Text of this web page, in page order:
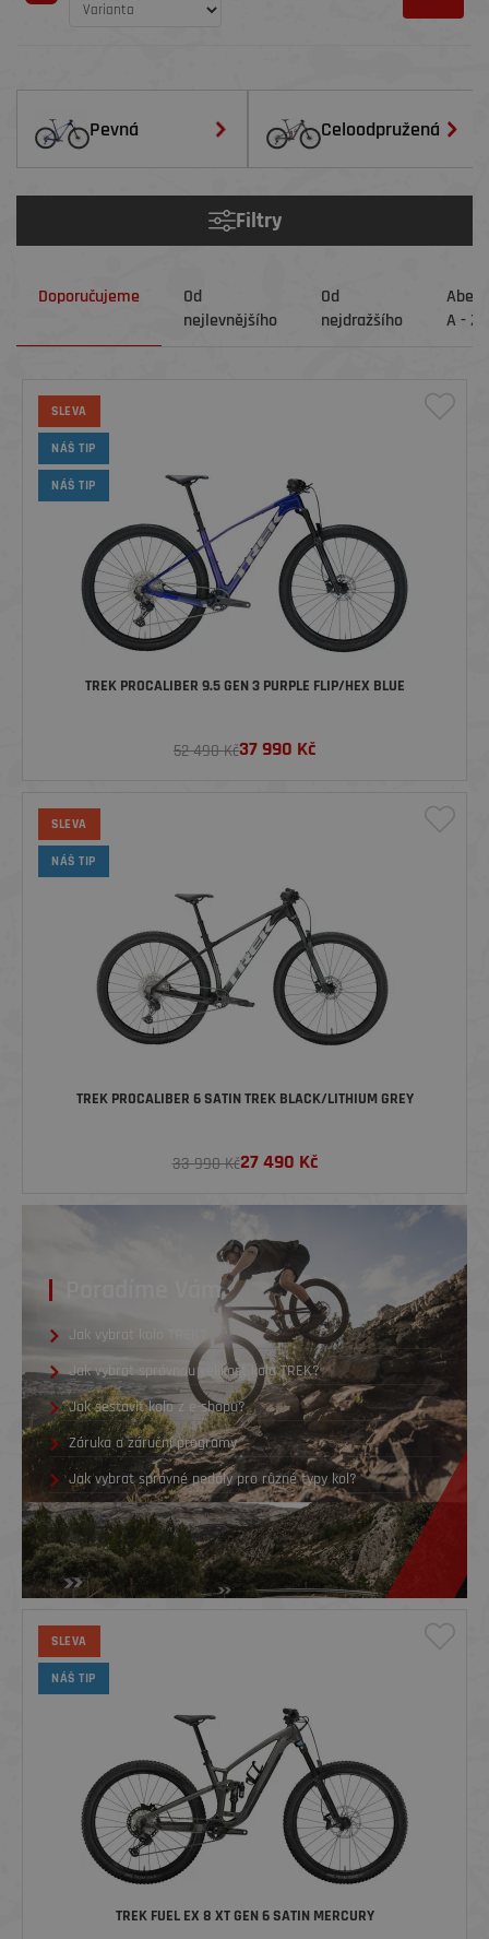
Pevná Celoodpružená
Filtry
Doporučujeme
Od
nejlevnějšího
Od
nejdražšího
A - Z
SLEVA
NÁŠ TIP
NÁŠ TIP
TREK PROCALIBER 9.5 GEN 3 PURPLE FLIP/HEX BLUE
52 490 Kč37 990 Kč
SLEVA
NÁŠ TIP
TREK PROCALIBER 6 SATIN TREK BLACK/LITHIUM GREY
33 990 Kč27 490 Kč
Poradíme Vám
Jak vybrat kolo TREK?
Jak vybrat správnou velikost kola TREK?
Jak sestavit kolo z e-shopu?
Záruka a záruční programy
Jak vybrat správné pedály pro různé typy kol?
SLEVA
NÁŠ TIP
TREK FUEL EX 8 XT GEN 6 SATIN MERCURY